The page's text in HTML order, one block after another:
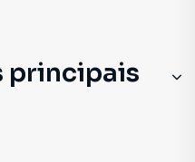
principais